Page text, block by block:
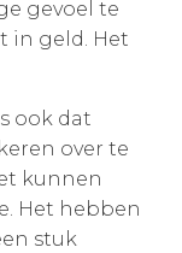
gevoel te
in geld. Het
ook dat
over te
kunnen
Het hebben
stuk